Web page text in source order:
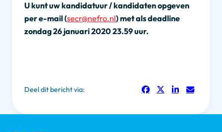
U kunt uw kandidatuur / kandidaten opgeven
per e-mail (secr@nefro.nl) met als deadline
zondag 26 januari 2020 23.59 uur.
Deel dit bericht via: